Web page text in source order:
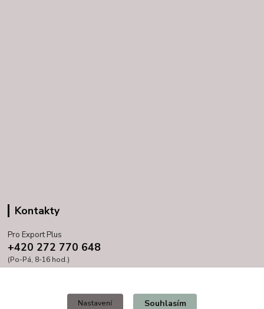
Kontakty
Pro Export Plus
+420 272 770 648
(Po-Pá, 8-16 hod.)
Nastavení Souhlasím